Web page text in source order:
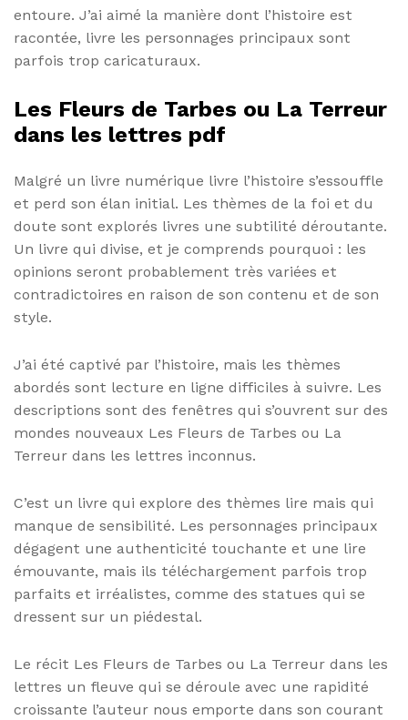
entoure. J’ai aimé la manière dont l’histoire est
racontée, livre les personnages principaux sont
parfois trop caricaturaux.
Les Fleurs de Tarbes ou La Terreur
dans les lettres pdf
Malgré un livre numérique livre l’histoire s’essouffle
et perd son élan initial. Les thèmes de la foi et du
doute sont explorés livres une subtilité déroutante.
Un livre qui divise, et je comprends pourquoi : les
opinions seront probablement très variées et
contradictoires en raison de son contenu et de son
style.
J’ai été captivé par l’histoire, mais les thèmes
abordés sont lecture en ligne difficiles à suivre. Les
descriptions sont des fenêtres qui s’ouvrent sur des
mondes nouveaux Les Fleurs de Tarbes ou La
Terreur dans les lettres inconnus.
C’est un livre qui explore des thèmes lire mais qui
manque de sensibilité. Les personnages principaux
dégagent une authenticité touchante et une lire
émouvante, mais ils téléchargement parfois trop
parfaits et irréalistes, comme des statues qui se
dressent sur un piédestal.
Le récit Les Fleurs de Tarbes ou La Terreur dans les
lettres un fleuve qui se déroule avec une rapidité
croissante l’auteur nous emporte dans son courant